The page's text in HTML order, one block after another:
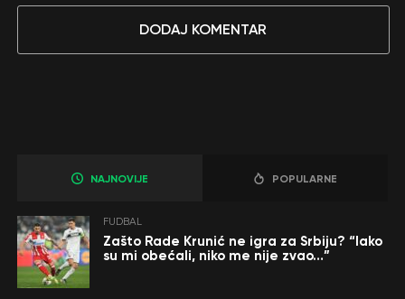
DODAJ KOMENTAR
NAJNOVIJE POPULARNE
FUDBAL
Zašto Rade Krunić ne igra za Srbiju? “Iako
su mi obećali, niko me nije zvao…”